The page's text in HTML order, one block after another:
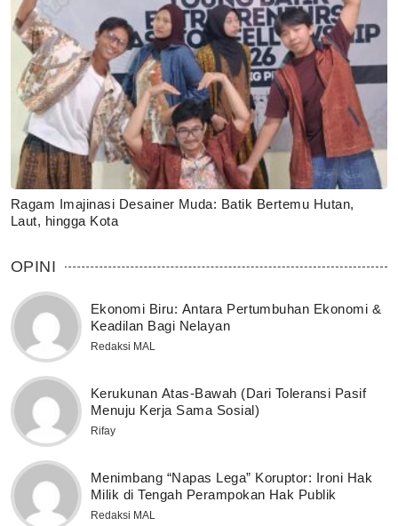
Ragam Imajinasi Desainer Muda: Batik Bertemu Hutan,
Laut, hingga Kota
OPINI
Ekonomi Biru: Antara Pertumbuhan Ekonomi &
Keadilan Bagi Nelayan
Redaksi MAL
Kerukunan Atas-Bawah (Dari Toleransi Pasif
Menuju Kerja Sama Sosial)
Rifay
Menimbang “Napas Lega” Koruptor: Ironi Hak
Milik di Tengah Perampokan Hak Publik
Redaksi MAL